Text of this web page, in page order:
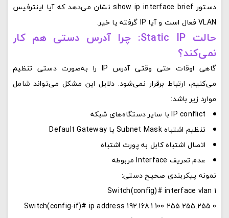
دستور show ip interface briefنشان می‌دهد که آیا اینترفیس
VLAN فعال است و آیا IP گرفته یا خیر.
حالت Static IP: چرا آدرس دستی هم کار
نمی‌کند؟
گاهی اوقات حتی وقتی آدرس IP را به‌صورت دستی تنظیم
می‌کنیم، ارتباط برقرار نمی‌شود. دلایل این مشکل می‌تواند شامل
موارد زیر باشد:
IP conflict با سایر دستگاه‌های شبکه
تنظیم اشتباه Subnet Mask یا Default Gateway
اتصال اشتباه کابل به پورت اشتباه
عدم تعریف Interface مربوطه
نمونه پیکربندی صحیح دستی:
Switch(config)# interface vlan 1
Switch(config-if)# ip address 192.168.1.100 255.255.255.0